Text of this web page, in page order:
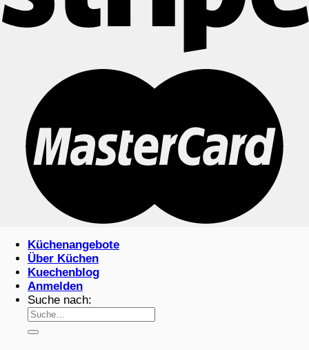
Küchenangebote
Über Küchen
Kuechenblog
Anmelden
Suche nach: